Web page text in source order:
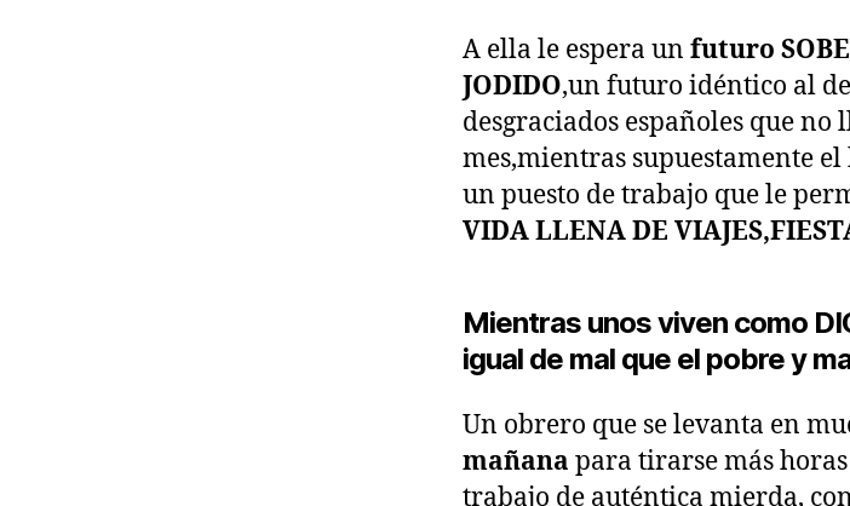
A ella le espera un futuro
JODIDO,un futuro idéntico al
desgraciados españoles que no
mes,mientras supuestamente
un puesto de trabajo que le
VIDA LLENA DE
Mientras unos viven como
igual de mal que el pobre y
Un obrero que se levanta en
mañana para tirarse más
trabajo de auténtica mierda,